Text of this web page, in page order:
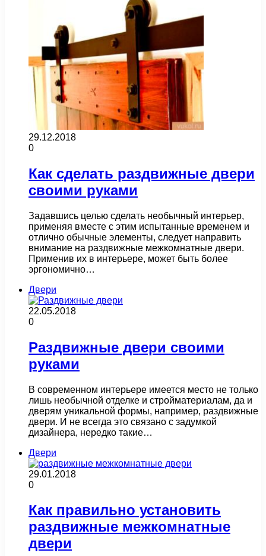
29.12.2018
0
Как сделать раздвижные двери
своими руками
Задавшись целью сделать необычный интерьер,
применяя вместе с этим испытанные временем и
отлично обычные элементы, следует направить
внимание на раздвижные межкомнатные двери.
Применив их в интерьере, может быть более
эргономично…
Двери
22.05.2018
0
Раздвижные двери своими
руками
В современном интерьере имеется место не только
лишь необычной отделке и стройматериалам, да и
дверям уникальной формы, например, раздвижные
двери. И не всегда это связано с задумкой
дизайнера, нередко такие…
Двери
29.01.2018
0
Как правильно установить
раздвижные межкомнатные
двери